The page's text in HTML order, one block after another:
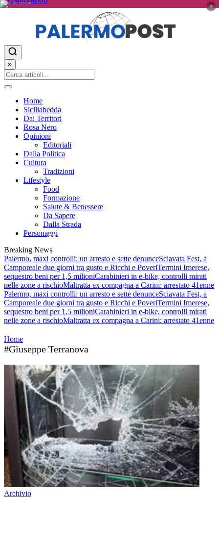
PUBBLICITÀ ×
×
Home
Siciliabedda
Dai Territori
Rosa Nero
Opinioni
Editoriali
Dalla Politica
Cultura
Tradizioni
Lifestyle
Food
Formazione
Salute & Benessere
Da Sapere
Dalla Strada
Personaggi
Breaking News
Palermo, maxi controlli: un arresto e sette denunceSciavata Fest, a
Camporeale due giorni tra gusto e Ricchi e PoveriTermini Imerese,
sequestro beni per 1,5 milioniCarabinieri in e-bike, controlli mirati
nelle zone a rischioMaltratta ex compagna a Carini: arrestato 41enne
Palermo, maxi controlli: un arresto e sette denunceSciavata Fest, a
Camporeale due giorni tra gusto e Ricchi e PoveriTermini Imerese,
sequestro beni per 1,5 milioniCarabinieri in e-bike, controlli mirati
nelle zone a rischioMaltratta ex compagna a Carini: arrestato 41enne
Home
#Giuseppe Terranova
Archivio